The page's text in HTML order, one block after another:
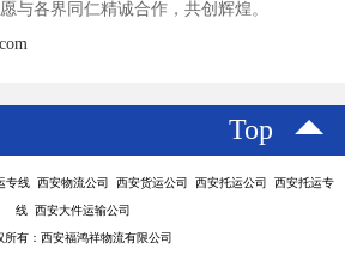
与各界同仁精诚合作，共创辉煌。
Top
专线 西安物流公司 西安货运公司 西安托运公司 西安托运专
线 西安大件运输公司
所有：西安福鸿祥物流有限公司